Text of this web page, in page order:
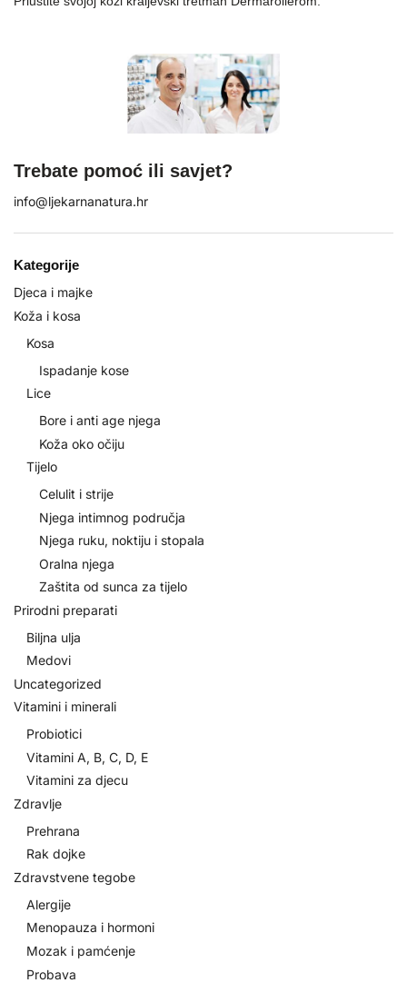
Trebate pomoć ili savjet?
info@ljekarnanatura.hr
Kategorije
Djeca i majke
Koža i kosa
Kosa
Ispadanje kose
Lice
Bore i anti age njega
Koža oko očiju
Tijelo
Celulit i strije
Njega intimnog područja
Njega ruku, noktiju i stopala
Oralna njega
Zaštita od sunca za tijelo
Prirodni preparati
Biljna ulja
Medovi
Uncategorized
Vitamini i minerali
Probiotici
Vitamini A, B, C, D, E
Vitamini za djecu
Zdravlje
Prehrana
Rak dojke
Zdravstvene tegobe
Alergije
Menopauza i hormoni
Mozak i pamćenje
Probava